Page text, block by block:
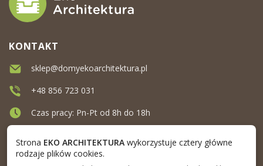
KONTAKT
sklep@domyekoarchitektura.pl
+48 856 723 031
Czas pracy: Pn-Pt od 8h do 18h
Strona EKO ARCHITEKTURAwykorzystuje cztery główne
rodzaje plików cookies.